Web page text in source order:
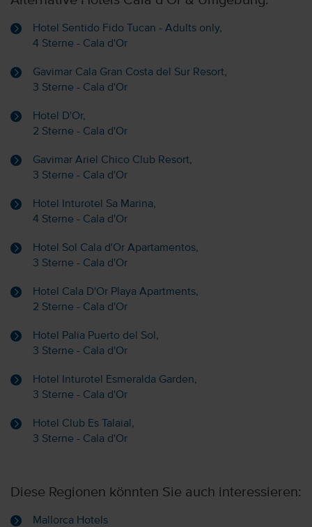
Hotel Sentido Fido Tucan - Adults only,
4 Sterne - Cala d'Or
Gavimar Cala Gran Costa del Sur Resort,
3 Sterne - Cala d'Or
Hotel D'Or,
2 Sterne - Cala d'Or
Gavimar Ariel Chico Club Resort,
3 Sterne - Cala d'Or
Hotel Inturotel Sa Marina,
4 Sterne - Cala d'Or
Hotel Sol Cala d'Or Apartamentos,
3 Sterne - Cala d'Or
Hotel Cala D'Or Playa Apartments,
2 Sterne - Cala d'Or
Hotel Palia Puerto del Sol,
3 Sterne - Cala d'Or
Hotel Inturotel Esmeralda Garden,
3 Sterne - Cala d'Or
Hotel Club Es Talaial,
3 Sterne - Cala d'Or
Diese Regionen könnten Sie auch interessieren:
Mallorca Hotels